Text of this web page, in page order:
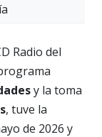
Radio del
y la toma
, tuve la
de 2026 y